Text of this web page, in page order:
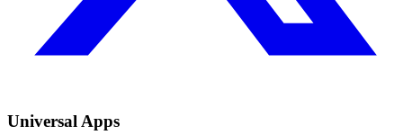
Universal Apps